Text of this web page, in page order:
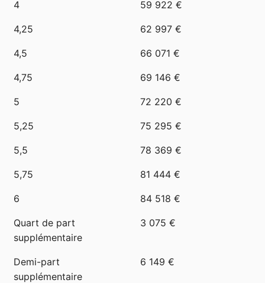
4 59 922 €
4,25 62 997 €
4,5 66 071 €
4,75 69 146 €
5 72 220 €
5,25 75 295 €
5,5 78 369 €
5,75 81 444 €
6 84 518 €
Quart de part
supplémentaire
3 075 €
Demi-part
supplémentaire
6 149 €